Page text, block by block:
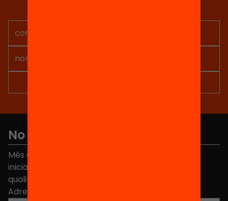
No et perdis res
Més de 40.000 persones ja han triat Equitat. Rep
iniciatives, propostes i projectes per millorar la
qualitat de l'educació a Catalunya.
Adreça electrònica